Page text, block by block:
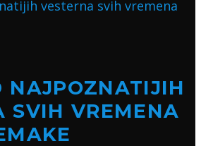
NAJPOZNATIJIH
SVIH VREMENA